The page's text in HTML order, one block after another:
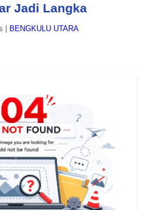
Jadi Langka
BENGKULU UTARA